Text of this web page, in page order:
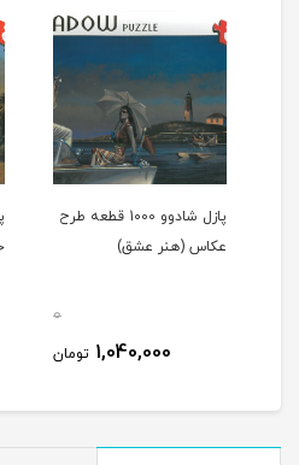
پازل شادوو 1000 قطعه طرح
عکاس (هنر عشق)
0
1,040,000 تومان